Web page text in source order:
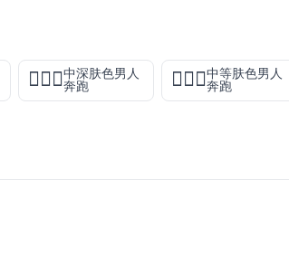
🏃🏾‍♂️中深肤色男人
奔跑
🏃🏽‍♂️中等肤色男人
奔跑